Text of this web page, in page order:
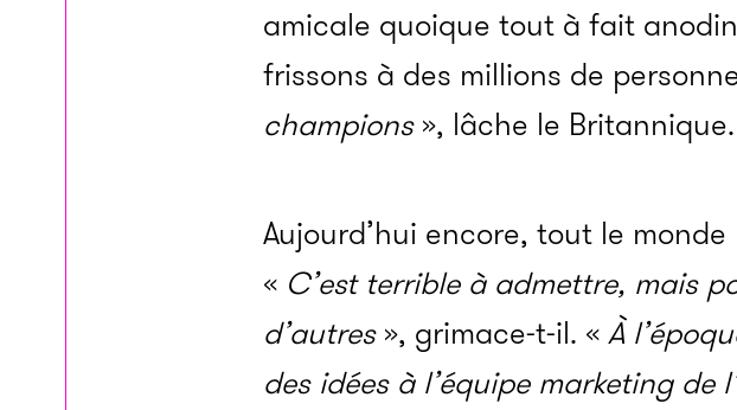
amicale quoique tout à fait
frissons à des millions de
champions», lâche le Britannique.
Aujourd’hui encore, tout le
« C’est terrible à admettre, mais
d’autres», grimace-t-il. «À
des idées à l’équipe marketing de